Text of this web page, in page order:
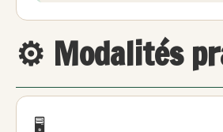
⚙️ Modalités
🖥️